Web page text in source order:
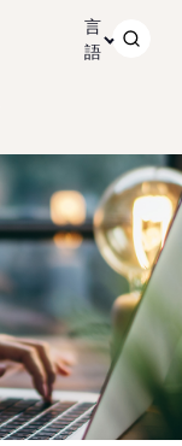
言
語